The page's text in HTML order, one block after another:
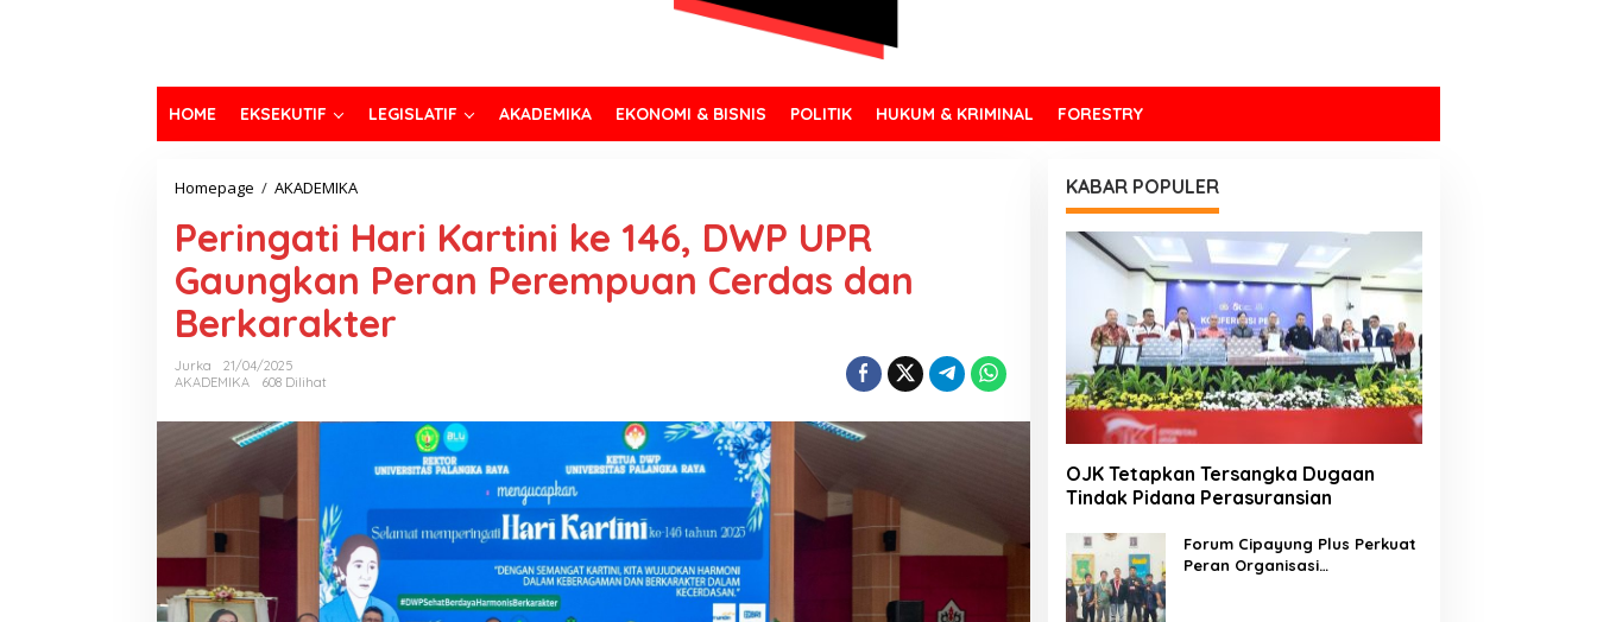
HOME EKSEKUTIF LEGISLATIF AKADEMIKA EKONOMI & BISNIS POLITIK HUKUM & KRIMINAL FORESTRY
Homepage / AKADEMIKA
Peringati Hari Kartini ke 146, DWP UPR
Gaungkan Peran Perempuan Cerdas dan
Berkarakter
Jurka
21/04/2025
AKADEMIKA
608 Dilihat
KABAR POPULER
OJK Tetapkan Tersangka Dugaan
Tindak Pidana Perasuransian
Forum Cipayung Plus Perkuat
Peran Organisasi